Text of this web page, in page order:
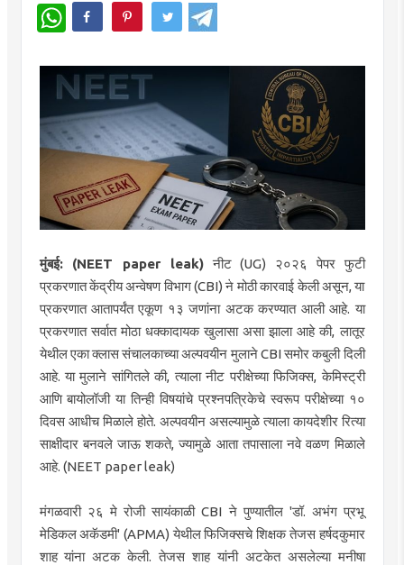
WhatsApp
मुंबई: (NEET paper leak)नीट (UG) २०२६ पेपर फुटी
प्रकरणात केंद्रीय अन्वेषण विभाग (CBI) ने मोठी कारवाई केली असून, या
प्रकरणात आतापर्यंत एकूण १३ जणांना अटक करण्यात आली आहे. या
प्रकरणात सर्वात मोठा धक्कादायक खुलासा असा झाला आहे की, लातूर
येथील एका क्लास संचालकाच्या अल्पवयीन मुलाने CBI समोर कबुली दिली
आहे. या मुलाने सांगितले की, त्याला नीट परीक्षेच्या फिजिक्स, केमिस्ट्री
आणि बायोलॉजी या तिन्ही विषयांचे प्रश्नपत्रिकेचे स्वरूप परीक्षेच्या १०
दिवस आधीच मिळाले होते. अल्पवयीन असल्यामुळे त्याला कायदेशीर रित्या
साक्षीदार बनवले जाऊ शकते, ज्यामुळे आता तपासाला नवे वळण मिळाले
आहे. (NEET paper leak)
मंगळवारी २६ मे रोजी सायंकाळी CBI ने पुण्यातील 'डॉ. अभंग प्रभू
मेडिकल अकॅडमी' (APMA) येथील फिजिक्सचे शिक्षक तेजस हर्षदकुमार
शाह यांना अटक केली. तेजस शाह यांनी अटकेत असलेल्या मनीषा